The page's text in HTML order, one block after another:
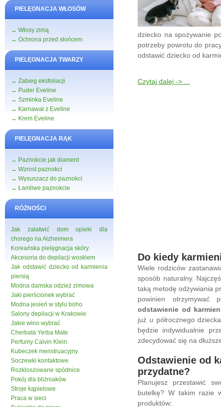
PIELĘGNACJA WŁOSÓW
→ Włosy zimą
→ Ochrona przed słońcem
PIELĘGNACJA TWARZY
→ Zabieg eksfoliacji
→ Puder Eveline
→ Szminka Eveline
→ Karnawał z Eveline
→ Krem Eveline
PIELĘGNACJA RĄK
→ Paznokcie jak diament
→ Wzrost paznokci
→ Wysuszacz do paznokci
→ Łamliwe paznokcie
RÓŻNOŚCI
Jak załatwić dom opieki dla
chorego na Alzheimera
Koreańska pielęgnacja skóry
Akcesoria do depilacji woskiem
Jak odstawić dziecko od karmienia
piersią
Modna damska odzież zimowa
Jaki pierścionek wybrać
Modna jesień w stylu boho
Salony depilacji w Krakowie
Jakie wino wybrać
Cherbata Yerba Mate
Perfumy Calvin Klein
Kubeczek menstruacyjny
Soczewki kontaktowe
Rozkloszowane spódnice
Pokój dla bliżniaków
Stroje kąpielowe
Praca w sieci
dziecko na spożywanie
potrzeby powrotu do
odstawić dziecko od
Czytaj dalej -> ...
Do kiedy
Wiele rodziców
sposób naturalny.
taką metodę odżywiania
powinien otrzymywać
odstawienie od
już u półrocznego
będzie indywidualnie
zdecydować się na
Odstawienie od
przydatne?
Planujesz przestawić
butelkę? W takim razie
produktów: